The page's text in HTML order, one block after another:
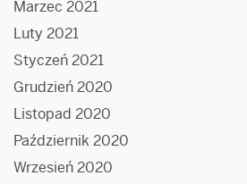
Marzec 2021
Luty 2021
Styczeń 2021
Grudzień 2020
Listopad 2020
Październik 2020
Wrzesień 2020